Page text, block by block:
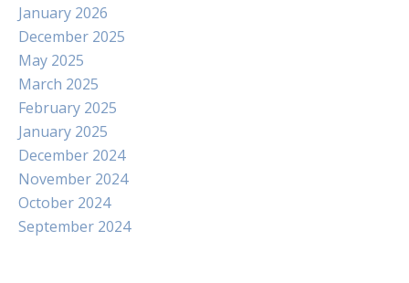
January 2026
December 2025
May 2025
March 2025
February 2025
January 2025
December 2024
November 2024
October 2024
September 2024